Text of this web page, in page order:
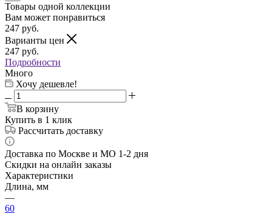
Товары одной коллекции
Вам может понравиться
247 руб.
Варианты цен
247 руб.
Подробности
Много
Хочу дешевле!
В корзину
Купить в 1 клик
Рассчитать доставку
Доставка по Москве и МО 1-2 дня
Скидки на онлайн заказы
Характеристики
Длина, мм
—
60